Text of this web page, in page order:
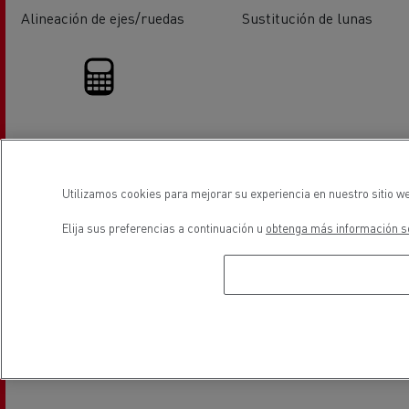
Alineación de ejes/ruedas Sustitución de lunas
ubicación
Utilizamos cookies para mejorar su experiencia en nuestro sitio
Elija sus preferencias a continuación u obtenga más información